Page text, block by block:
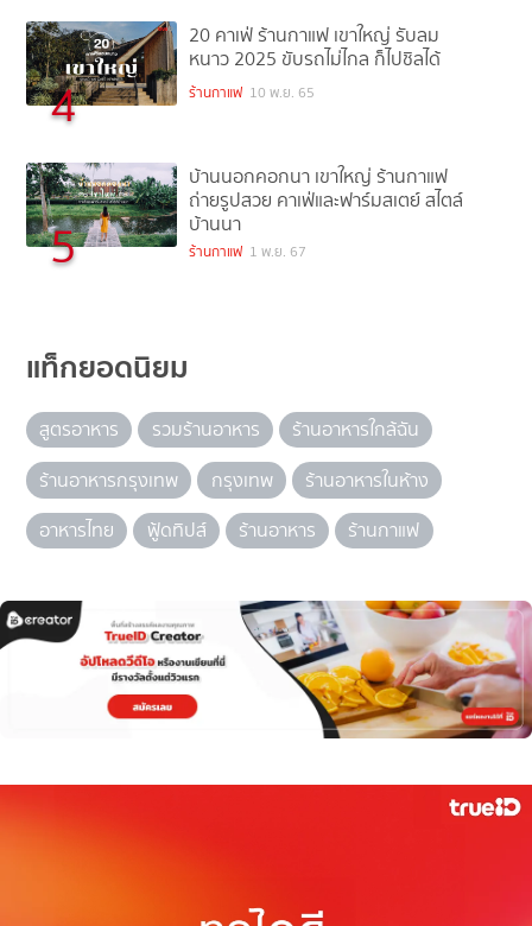
4
20 คาเฟ่ ร้านกาแฟ เขาใหญ่ รับลม
หนาว 2025 ขับรถไม่ไกล ก็ไปชิลได้
ร้านกาแฟ 10 พ.ย. 65
5
บ้านนอกคอกนา เขาใหญ่ ร้านกาแฟ
ถ่ายรูปสวย คาเฟ่และฟาร์มสเตย์ สไตล์
บ้านนา
ร้านกาแฟ 1 พ.ย. 67
แท็กยอดนิยม
สูตรอาหาร รวมร้านอาหาร
ร้านอาหารใกล้ฉัน
ร้านอาหารกรุงเทพ
กรุงเทพ
ร้านอาหารในห้าง
อาหารไทย
ฟู้ดทิปส์ ร้านอาหาร ร้านกาแฟ